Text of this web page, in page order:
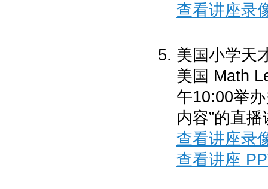
查看讲座录
美国小学天
美国 Math
午10:00举
内容”的直
查看讲座录
查看讲座